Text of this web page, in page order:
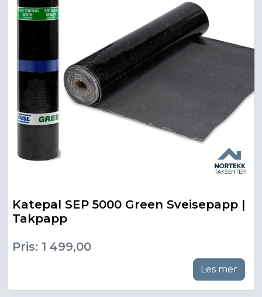
Katepal SEP 5000 Green Sveisepapp |
Takpapp
Pris: 1 499,00
Les mer